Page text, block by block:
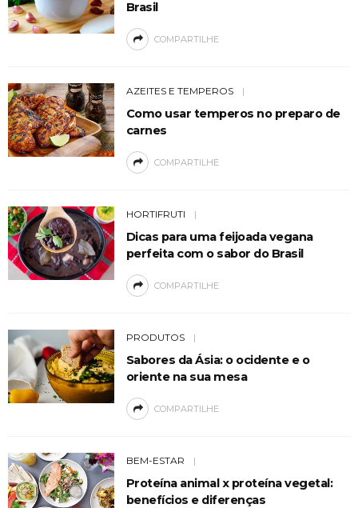
Brasil
COMPARTILHE
AZEITES E TEMPEROS
Como usar temperos no preparo de
carnes
COMPARTILHE
HORTIFRUTI
Dicas para uma feijoada vegana
perfeita com o sabor do Brasil
COMPARTILHE
PRODUTOS
Sabores da Ásia: o ocidente e o
oriente na sua mesa
COMPARTILHE
BEM-ESTAR
Proteína animal x proteína vegetal:
benefícios e diferenças